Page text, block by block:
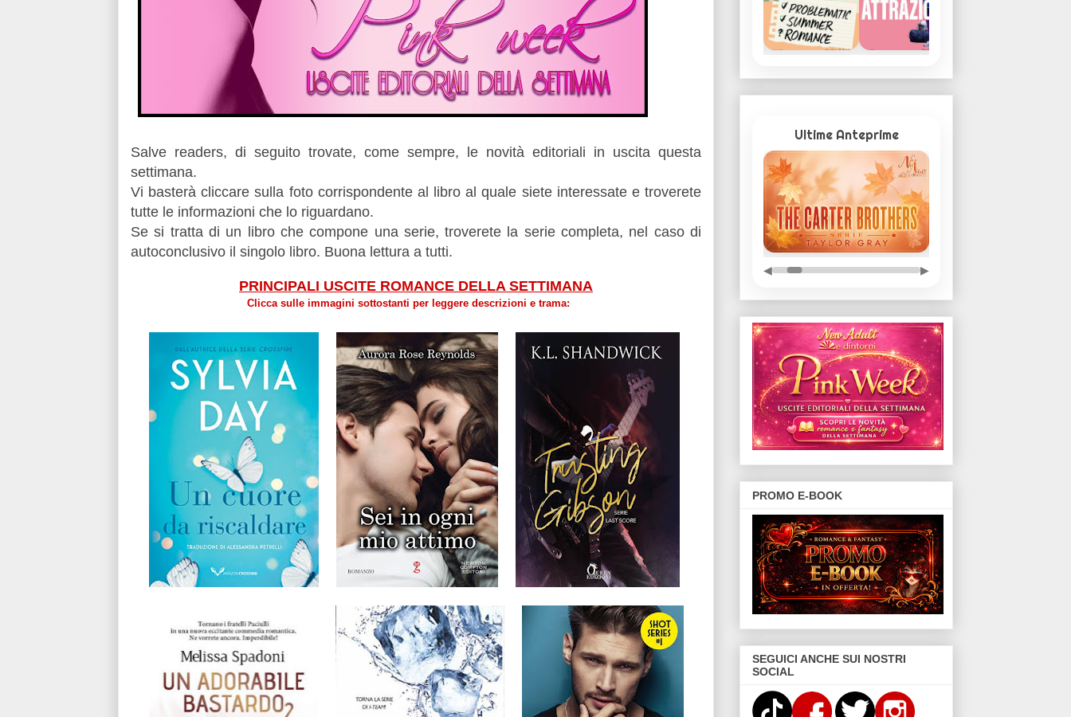
Salve readers, di seguito trovate, come sempre, le novità editoriali in uscita questa
settimana.
Vi basterà cliccare sulla foto corrispondente al libro al quale siete interessate e troverete
tutte le informazioni che lo riguardano.
Se si tratta di un libro che compone una serie, troverete la serie completa, nel caso di
autoconclusivo il singolo libro. Buona lettura a tutti.
PRINCIPALI USCITE ROMANCE DELLA SETTIMANA
Clicca sulle immagini sottostanti per leggere descrizioni e trama:
Ultime Anteprime
◀ ▶
PROMO E-BOOK
SEGUICI ANCHE SUI NOSTRI
SOCIAL